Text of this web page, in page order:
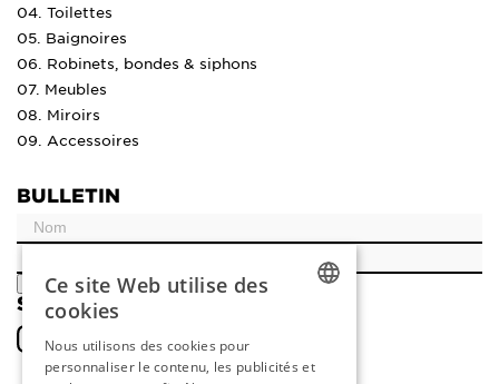
04. Toilettes
05. Baignoires
06. Robinets, bondes & siphons
07. Meubles
08. Miroirs
09. Accessoires
BULLETIN
ENREGISTRER
SOCIAL
ENGLISH
Ce site Web utilise des
cookies
Nous utilisons des cookies pour
personnaliser le contenu, les publicités et